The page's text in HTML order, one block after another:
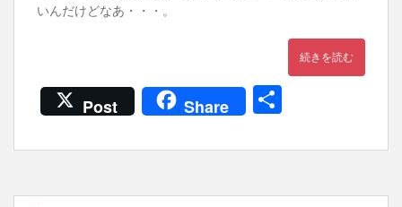
いんだけどなあ・・・。
続きを読む
Post Share